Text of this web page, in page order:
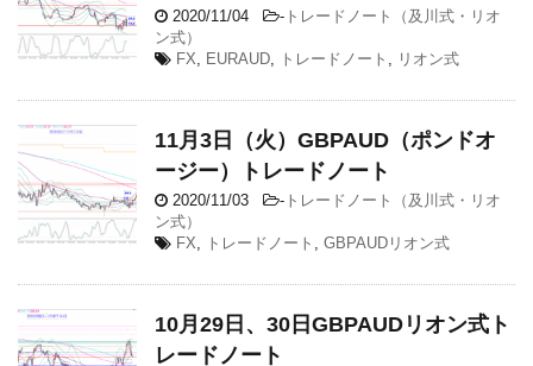
2020/11/04 - トレードノート（及川式・リオ
ン式）
FX, EURAUD, トレードノート , リオン式
11月3日（火）GBPAUD（ポンドオ
ージー）トレードノート
2020/11/03 - トレードノート（及川式・リオ
ン式）
FX, トレードノート , GBPAUDリオン式
10月29日、30日GBPAUDリオン式ト
レードノート